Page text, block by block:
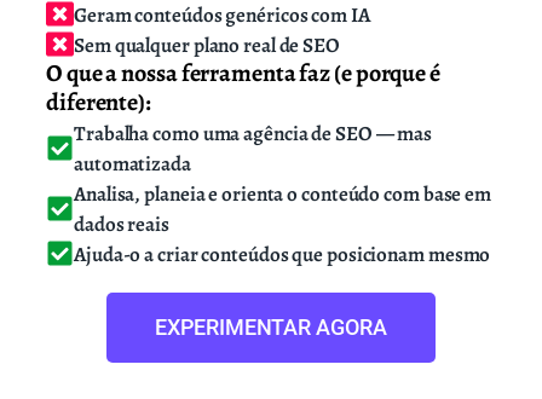
Geram conteúdos genéricos com IA
Sem qualquer plano real de SEO
O que a nossa ferramenta faz (e porque é
diferente):
Trabalha como uma agência de SEO — mas
automatizada
Analisa, planeia e orienta o conteúdo com base em
dados reais
Ajuda-o a criar conteúdos que posicionam mesmo
EXPERIMENTAR AGORA